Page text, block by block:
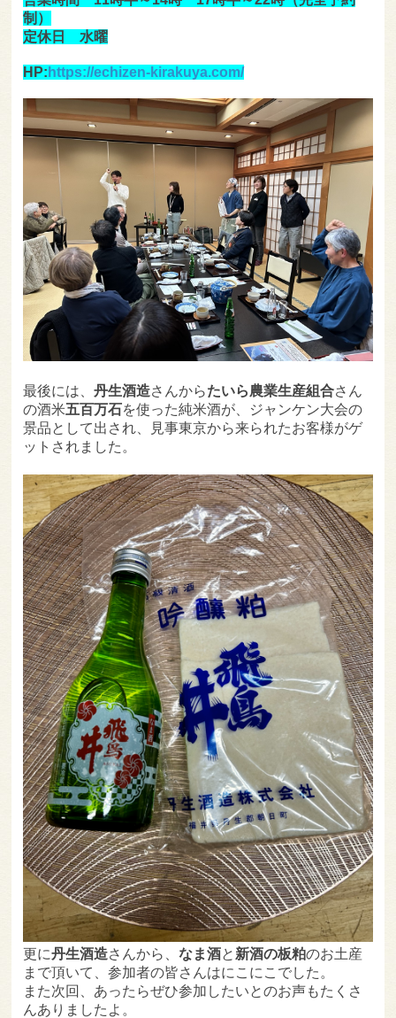
制）
定休日 水曜
HP: https://echizen-kirakuya.com/
最後には、丹生酒造さんからたいら農業生産組合さん
の酒米五百万石を使った純米酒が、ジャンケン大会の
景品として出され、見事東京から来られたお客様がゲ
ットされました。
更に丹生酒造さんから、なま酒と 新酒の板粕のお土産
まで頂いて、参加者の皆さんはにこにこでした。
また次回、あったらぜひ参加したいとのお声もたくさ
んありましたよ。